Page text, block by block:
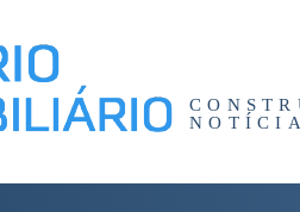
NOTÍCIA